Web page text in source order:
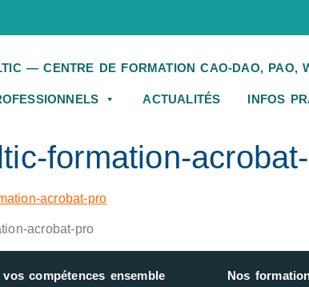
ACTUALITÉS INFOS
formation-
acrobat-pro
compétences ensemble Nos